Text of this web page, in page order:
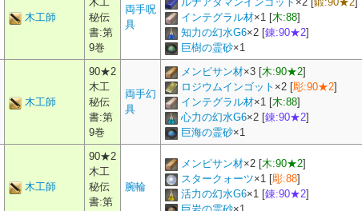
木工師
秘伝
書:第
9巻
両手呪
具
インテグラル材×1 [木:88]
知力の幻水G6×2 [錬:90★2]
巨樹の霊砂×1
木工師
90★2
木工
秘伝
書:第
9巻
両手幻
具
メンピサン材×3 [木:90★2]
ロジウムインゴット ×2 [彫:90★2]
インテグラル材×1 [木:88]
心力の幻水G6×2 [錬:90★2]
巨海の霊砂×1
木工師
90★2
木工
秘伝
書:第
腕輪
メンピサン材×2 [木:90★2]
スタークォーツ×1 [彫:88]
活力の幻水G6×1 [錬:90★2]